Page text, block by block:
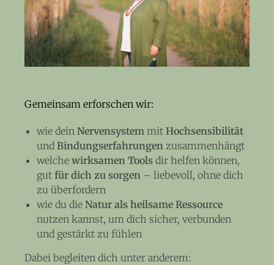
Gemeinsam erforschen wir:
wie dein Nervensystem mit Hochsensibilität
und Bindungserfahrungen zusammenhängt
welche wirksamen Tools dir helfen können,
gut für dich zu sorgen – liebevoll, ohne dich
zu überfordern
wie du die Natur als heilsame Ressource
nutzen kannst, um dich sicher, verbunden
und gestärkt zu fühlen
Dabei begleiten dich unter anderem: